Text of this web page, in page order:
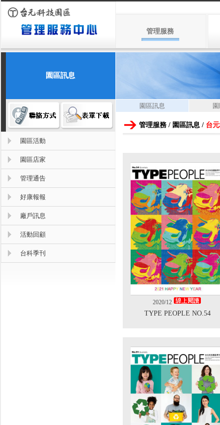
管理服務
園區訊息
園區活動
園區店家
管理通告
好康報報
廠戶訊息
活動回顧
台科季刊
園區訊息
管理服務 / 園區訊息 / 台
2020/12
TYPE PEOPLE NO.54